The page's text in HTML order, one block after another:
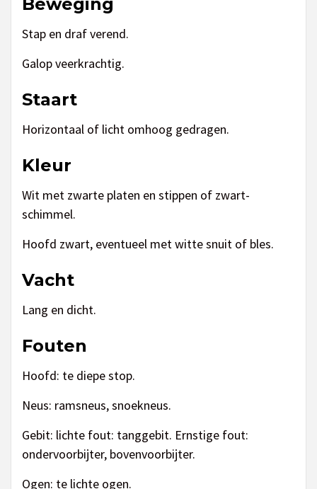
Stap en draf verend.
Galop veerkrachtig.
Staart
Horizontaal of licht omhoog gedragen.
Kleur
Wit met zwarte platen en stippen of zwart-
schimmel.
Hoofd zwart, eventueel met witte snuit of bles.
Vacht
Lang en dicht.
Fouten
Hoofd: te diepe stop.
Neus: ramsneus, snoekneus.
Gebit: lichte fout: tanggebit. Ernstige fout:
ondervoorbijter, bovenvoorbijter.
Ogen: te lichte ogen.